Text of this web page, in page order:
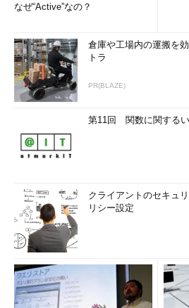
なぜ“Active”なの？
倉庫や工場内の運搬を
トラ
PR(BLAZE)
第11回 関数に関する
クライアントのセキュ
リシー設定